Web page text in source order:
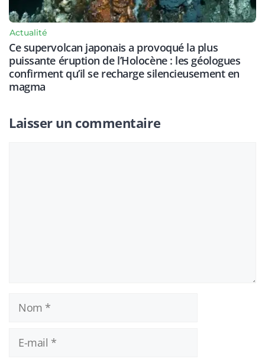
Actualité
Ce supervolcan japonais a provoqué la plus
puissante éruption de l’Holocène : les géologues
confirment qu’il se recharge silencieusement en
magma
Laisser un commentaire
Nom
mail